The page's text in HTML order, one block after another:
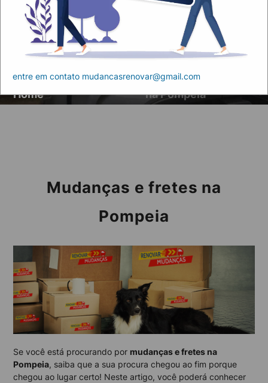
Mudanças e fretes na
Pompeia
Home
Artigos
Mudanças e fretes
na Pompeia
Mudanças e fretes na
Pompeia
Se você está procurando por mudanças e fretes na
Pompeia, saiba que a sua procura chegou ao fim porque
chegou ao lugar certo! Neste artigo, você poderá conhecer
entre em contato mudancasrenovar@gmail.com